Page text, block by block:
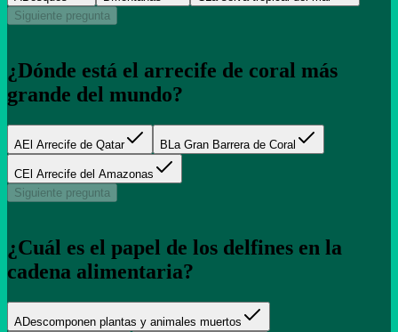
Siguiente pregunta
¿Dónde está el arrecife de coral más
grande del mundo?
AEl Arrecife de Qatar B La Gran Barrera de Coral
CEl Arrecife del Amazonas
Siguiente pregunta
¿Cuál es el papel de los delfines en la
cadena alimentaria?
ADescomponen plantas y animales muertos